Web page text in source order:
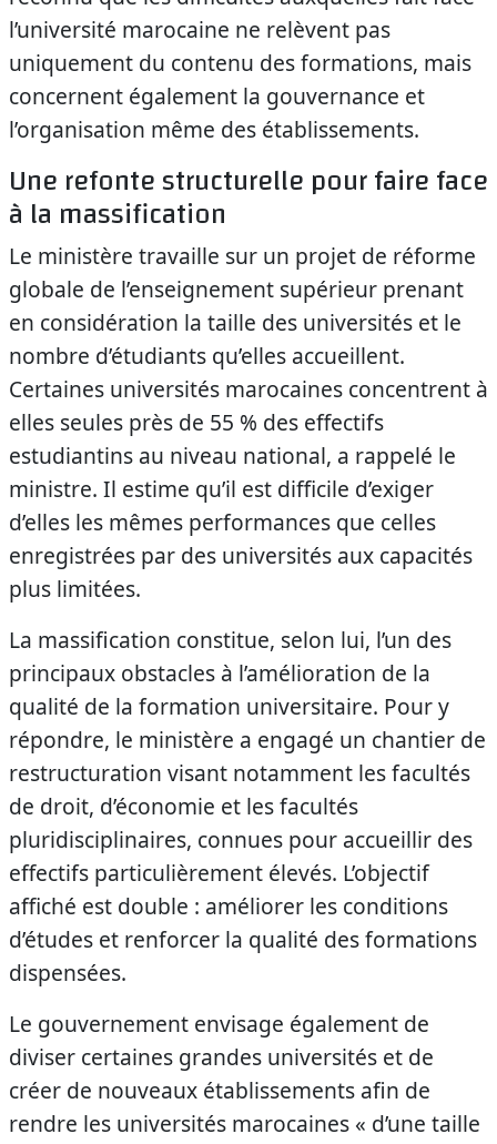
l’université marocaine ne relèvent pas
uniquement du contenu des formations, mais
concernent également la gouvernance et
l’organisation même des établissements.
Une refonte structurelle pour faire face
à la massification
Le ministère travaille sur un projet de réforme
globale de l’enseignement supérieur prenant
en considération la taille des universités et le
nombre d’étudiants qu’elles accueillent.
Certaines universités marocaines concentrent à
elles seules près de 55 % des effectifs
estudiantins au niveau national, a rappelé le
ministre. Il estime qu’il est difficile d’exiger
d’elles les mêmes performances que celles
enregistrées par des universités aux capacités
plus limitées.
La massification constitue, selon lui, l’un des
principaux obstacles à l’amélioration de la
qualité de la formation universitaire. Pour y
répondre, le ministère a engagé un chantier de
restructuration visant notamment les facultés
de droit, d’économie et les facultés
pluridisciplinaires, connues pour accueillir des
effectifs particulièrement élevés. L’objectif
affiché est double : améliorer les conditions
d’études et renforcer la qualité des formations
dispensées.
Le gouvernement envisage également de
diviser certaines grandes universités et de
créer de nouveaux établissements afin de
rendre les universités marocaines « d’une taille